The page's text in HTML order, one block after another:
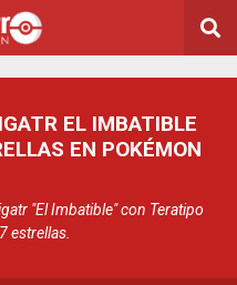
EL IMBATIBLE
EN POKÉMON
"El Imbatible" con Teratipo
estrellas.